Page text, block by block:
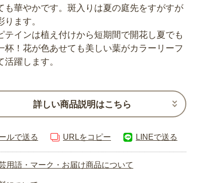
も華やかです。斑入りは夏の庭先をすがすが
ります。
テインは植え付けから短期間で開花し夏でも
杯！花が色あせても美しい葉がカラーリーフ
活躍します。
詳しい商品説明はこちら
ルで送る URLをコピー LINEで送る
用語・マーク・お届け商品について